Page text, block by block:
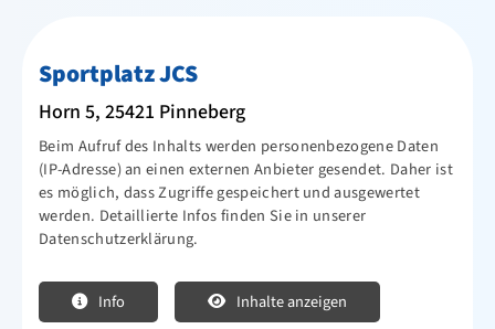
Sportplatz JCS
Horn 5, 25421 Pinneberg
Beim Aufruf des Inhalts werden personenbezogene Daten
(IP-Adresse) an einen externen Anbieter gesendet. Daher ist
es möglich, dass Zugriffe gespeichert und ausgewertet
werden. Detaillierte Infos finden Sie in unserer
Datenschutzerklärung.
Info Inhalte anzeigen
Newsletter
Downloads
Infos für ÜL, MA, Betreuer, Helfer
Ehrungen
Mitglied werden
Sportjugend
Vereinskollektion